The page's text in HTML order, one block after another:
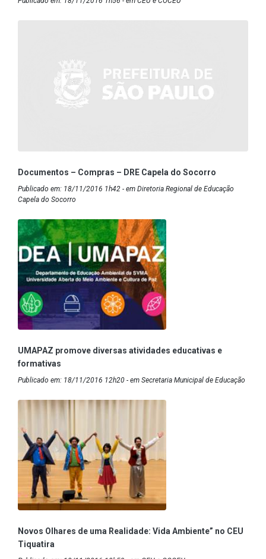
Documentos – Compras – DRE Capela do Socorro
Publicado em: 18/11/2016 1h42 - em Diretoria Regional de Educação
Capela do Socorro
UMAPAZ promove diversas atividades educativas e
formativas
Publicado em: 18/11/2016 12h20 - em Secretaria Municipal de Educação
Novos Olhares de uma Realidade: Vida Ambiente” no CEU
Tiquatira